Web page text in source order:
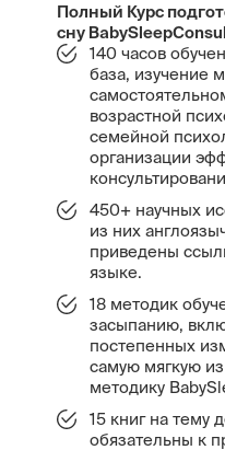
Полный Курс
сну
140 часов
база, изучение
возрастной
семейной
организации
450+ научных
из них
приведены
языке.
18 методик
засыпанию,
постепенных
самую мягкую
методику
15 книг на тему
обязательны к